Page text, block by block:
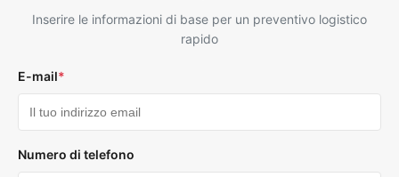
Inserire le informazioni di base per un preventivo logistico
rapido
E-mail*
Numero di telefono